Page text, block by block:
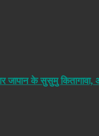
जापान के सुसुमु